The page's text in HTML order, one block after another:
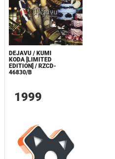
DEJAVU / KUMI
KODA [LIMITED
EDITION] / RZCD-
46830/B
1999